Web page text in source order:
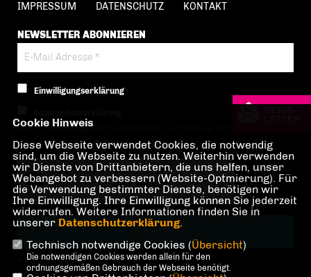
IMPRESSUM DATENSCHUTZ KONTAKT
NEWSLETTER ABONNIEREN
Einwilligungserklärung
Hiermit berechtige ich die CDU Berlin zur Nutzung der Daten im Sinn
der nachfolgenden Datenschutzerklärung.*
Anti-Roboter-Verifizierung
Hier klicken
Friendly Captcha ⇗
* Pflichtfeld!
Cookie Hinweis
Diese Webseite verwendet Cookies, die notwendig
sind, um die Webseite zu nutzen. Weiterhin verwenden
wir Dienste von Drittanbietern, die uns helfen, unser
Webangebot zu verbessern (Website-Optmierung). Für
die Verwendung bestimmter Dienste, benötigen wir
Ihre Einwilligung. Ihre Einwilligung können Sie jederzeit
widerrufen. Weitere Informationen finden Sie in
unserer Datenschutzerklärung.
Technisch notwendige Cookies (Übersicht)
Die notwendigen Cookies werden allein für den
ordnungsgemäßen Gebrauch der Webseite benötigt.